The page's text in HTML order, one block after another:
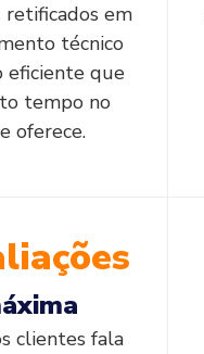
em
técnico
eficiente que
tempo no
oferece.
clientes fala